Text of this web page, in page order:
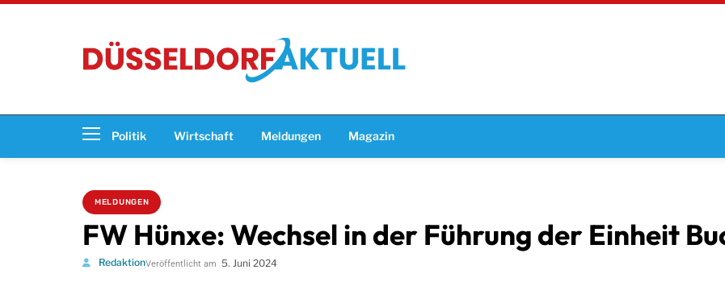
Politik Wirtschaft Meldungen Magazin
MELDUNGEN
FW Hünxe: Wechsel in der Führung der Einheit
RedaktionVeröffentlicht am 5. Juni 2024